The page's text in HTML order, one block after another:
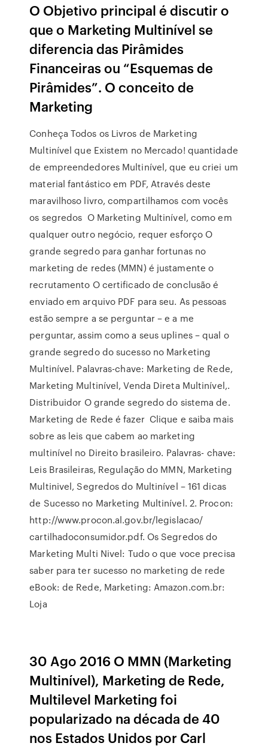
O Objetivo principal é discutir o
que o Marketing Multinível se
diferencia das Pirâmides
Financeiras ou “Esquemas de
Pirâmides”. O conceito de
Marketing
Conheça Todos os Livros de Marketing
Multinível que Existem no Mercado! quantidade
de empreendedores Multinível, que eu criei um
material fantástico em PDF, Através deste
maravilhoso livro, compartilhamos com vocês
os segredos O Marketing Multinível, como em
qualquer outro negócio, requer esforço O
grande segredo para ganhar fortunas no
marketing de redes (MMN) é justamente o
recrutamento O certificado de conclusão é
enviado em arquivo PDF para seu. As pessoas
estão sempre a se perguntar – e a me
perguntar, assim como a seus uplines – qual o
grande segredo do sucesso no Marketing
Multinível. Palavras-chave: Marketing de Rede,
Marketing Multinível, Venda Direta Multinível,.
Distribuidor O grande segredo do sistema de.
Marketing de Rede é fazer Clique e saiba mais
sobre as leis que cabem ao marketing
multinível no Direito brasileiro. Palavras- chave:
Leis Brasileiras, Regulação do MMN, Marketing
Multinivel, Segredos do Multinível – 161 dicas
de Sucesso no Marketing Multinível. 2. Procon:
http://www.procon.al.gov.br/legislacao/
cartilhadoconsumidor.pdf. Os Segredos do
Marketing Multi Nivel: Tudo o que voce precisa
saber para ter sucesso no marketing de rede
eBook: de Rede, Marketing: Amazon.com.br:
Loja
30 Ago 2016 O MMN (Marketing
Multinível), Marketing de Rede,
Multilevel Marketing foi
popularizado na década de 40
nos Estados Unidos por Carl